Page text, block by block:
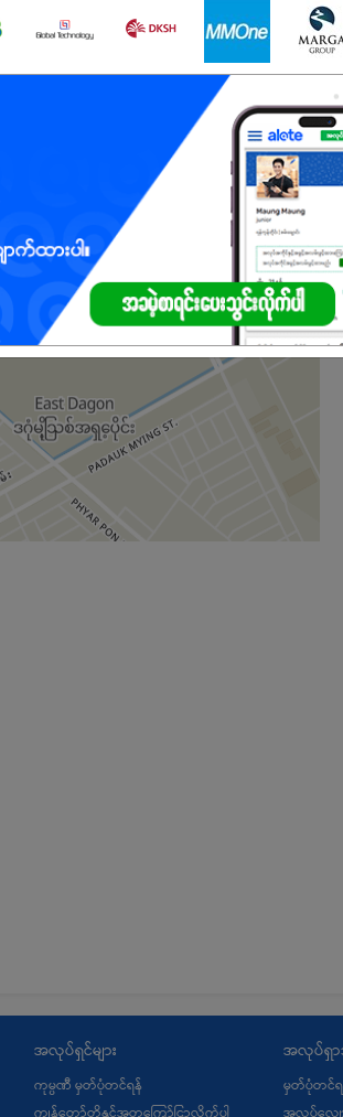
ရမည်။
အလုပ်ရှင်များ
ကုမ္ပဏီ မှတ်ပုံတင်ရန်
ကျွန်တော်တို့နှင့်အတူကြော်ငြာလိုက်ပါ
အလုပ်ရှ
မှတ်ပုံတင်
အလုပ်လျှ